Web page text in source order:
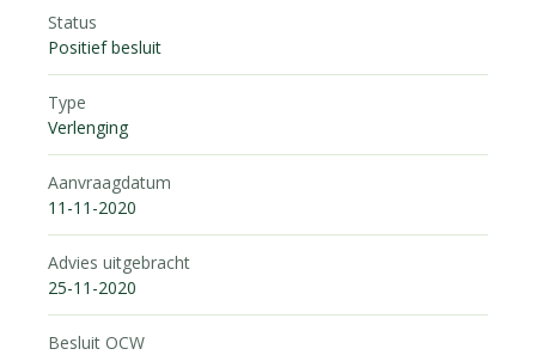
Status
Positief besluit
Type
Verlenging
Aanvraagdatum
11-11-2020
Advies uitgebracht
25-11-2020
Besluit OCW